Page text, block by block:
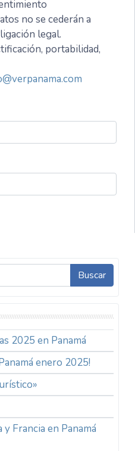
no se cederán a
legal.
portabilidad,
Buscar
2025 en Panamá
enero 2025!
Francia en Panamá